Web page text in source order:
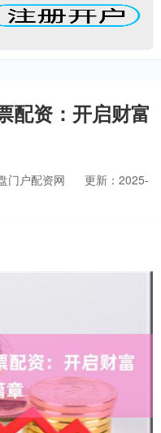
配资：开启财富
门户配资网
更新：2025-